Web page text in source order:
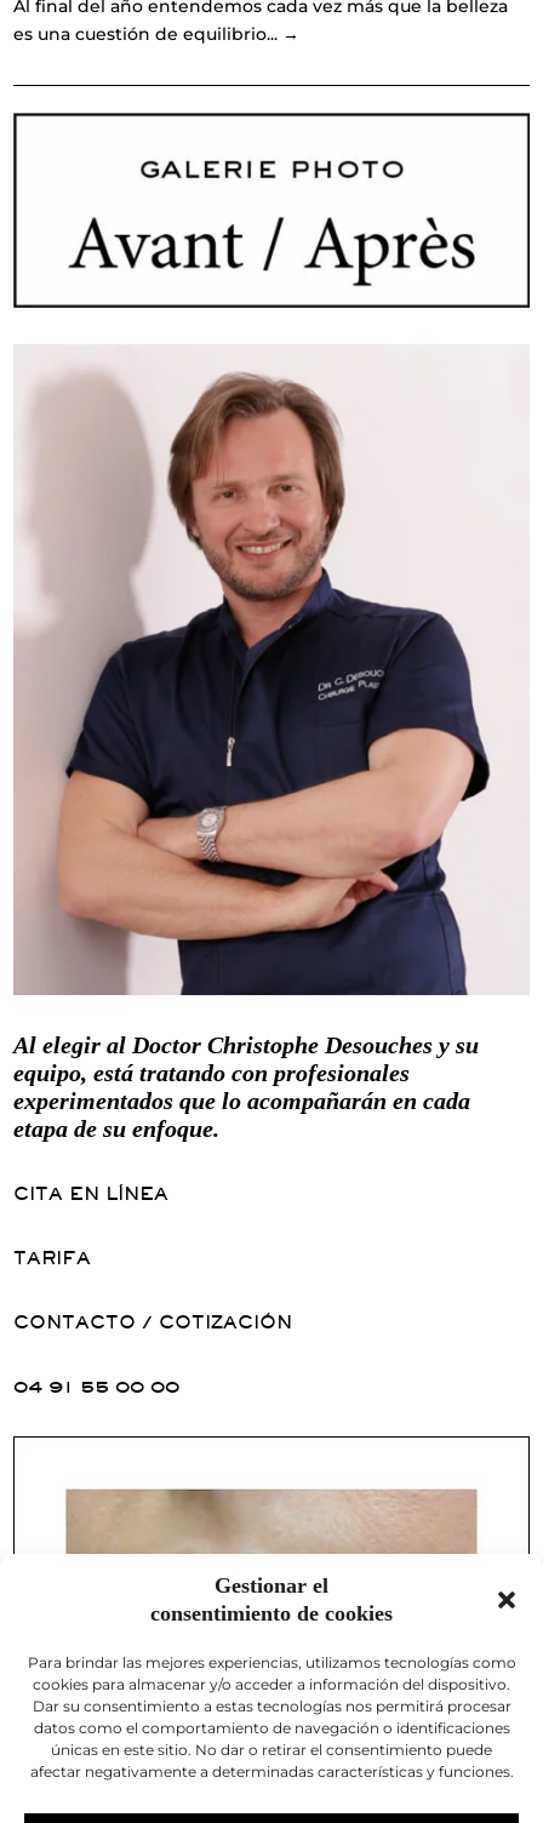
Gestionar el
consentimiento de cookies
Para brindar las mejores experiencias, utilizamos tecnologías como
cookies para almacenar y/o acceder a información del dispositivo.
Dar su consentimiento a estas tecnologías nos permitirá procesar
datos como el comportamiento de navegación o identificaciones
únicas en este sitio. No dar o retirar el consentimiento puede
afectar negativamente a determinadas características y funciones.
Al elegir al Doctor Christophe Desouches y su
equipo, está tratando con profesionales
experimentados que lo acompañarán en cada
etapa de su enfoque.
CITA EN LÍNEA
TARIFA
CONTACTO / COTIZACIÓN
04 91 55 00 00
Al final del año entendemos cada vez más que la belleza
es una cuestión de equilibrio... →